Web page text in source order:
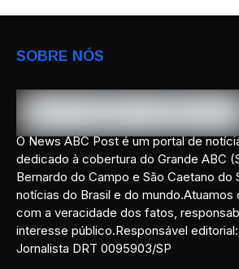
SOBRE NÓS
O News ABC Post é um portal de
dedicado à cobertura do Grande ABC
Bernardo do Campo e São Caetano do
notícias do Brasil e do
com a veracidade dos fatos,
interesse público.Responsável
Jornalista DRT 0095903/SP